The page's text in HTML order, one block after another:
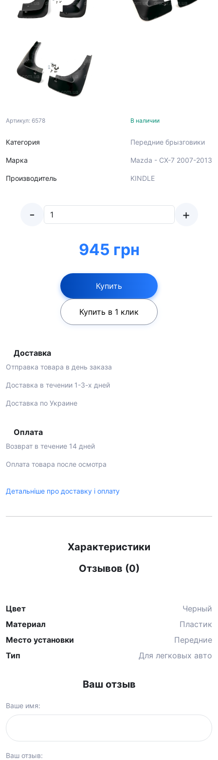
Артикул: 6578
Категория
Марка
Производитель
В наличии
Передние брызговики
Mazda - CX-7 2007-2013
KINDLE
- +
945 грн
Купить
Купить в 1 клик
Доставка
Отправка товара в день заказа
Доставка в течении 1-3-х дней
Доставка по Украине
Оплата
Возврат в течение 14 дней
Оплата товара после осмотра
Детальніше про доставку і оплату
Характеристики
Отзывов (0)
Цвет
Черный
Материал
Пластик
Место установки
Передние
Тип
Для легковых авто
Ваш отзыв
Ваше имя:
Ваш отзыв: